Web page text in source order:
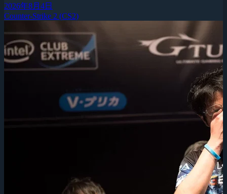
2026年8月4日
Counter-Strike 2 (CS2)